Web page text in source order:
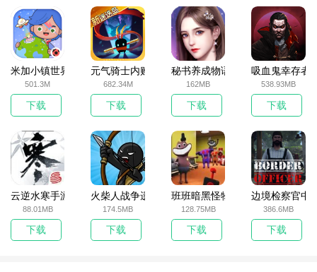
米加小镇世界2025官方版
501.3M
下载
元气骑士内购破解版
682.34M
下载
秘书养成物语
162MB
下载
吸血鬼幸存者
538.93MB
下载
云逆水寒手游
88.01MB
下载
火柴人战争遗产无敌版
174.5MB
下载
班班暗黑怪物生存挑战5
128.75MB
下载
边境检察官中
386.6MB
下载